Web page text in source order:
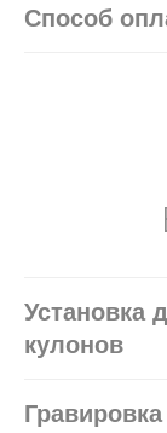
Способ
Установка
кулонов
Гравировка